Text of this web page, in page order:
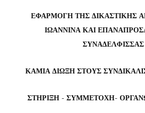
ΕΦΑΡΜΟΓΗ ΤΗΣ ΔΙΚΑΣΤΙΚΗΣ
ΙΩΑΝΝΙΝΑ ΚΑΙ
ΣΥΝΑΔΕΛΦΙΣΣΑΣ
ΚΑΜΙΑ ΔΙΩΞΗ ΣΤΟΥΣ
ΣΤΗΡΙΞΗ - ΣΥΜΜΕΤΟΧΗ-